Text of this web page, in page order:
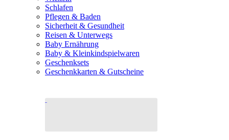
Schlafen
Pflegen & Baden
Sicherheit & Gesundheit
Reisen & Unterwegs
Baby Ernährung
Baby & Kleinkindspielwaren
Geschenksets
Geschenkkarten & Gutscheine